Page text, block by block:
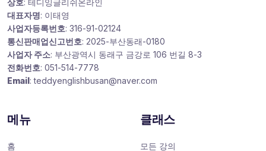
상호: 테디잉글리쉬온라인
대표자명: 이태영
사업자등록번호: 316-91-02124
통신판매업신고번호: 2025-부산동래-0180
사업자 주소: 부산광역시 동래구 금강로 106 번길 8-3
전화번호: 051-514-7778
Email: teddyenglishbusan@naver.com
메뉴
홈
클래스
모든 강의